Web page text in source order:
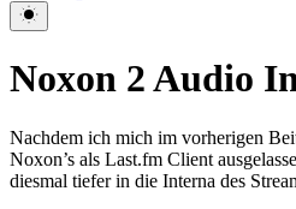
Noxon 2 Audio
Nachdem ich mich im vorherigen
Noxon’s als Last.fm Client
diesmal tiefer in die Interna des